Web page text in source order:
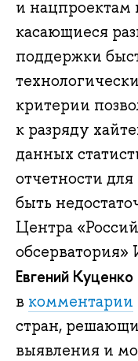
и нацпроектам
касающиеся
поддержки
критерии
к разряду
данных
отчетности
быть
Центра
Евгений Куценко
в комментарии
стран,
выявления и